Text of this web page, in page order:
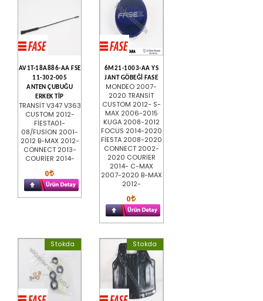
AV1T-18A886-AA FSE
11-302-005
ANTEN ÇUBUĞU
ERKEK TİP
TRANSİT V347 V363
CUSTOM 2012-
FİESTA01-
08/FUSİON 2001-
2012 B-MAX 2012-
CONNECT 2013-
COURİER 2014-
0
6M21-1003-AA YS
JANT GÖBEĞİ FASE
MONDEO 2007-
2020 TRANSİT
CUSTOM 2012- S-
MAX 2006-2015
KUGA 2008-2012
FOCUS 2014-2020
FİESTA 2008-2020
CONNECT 2002-
2020 COURİER
2014- C-MAX
2007-2020 B-MAX
2012-
0
Stokda Stokda